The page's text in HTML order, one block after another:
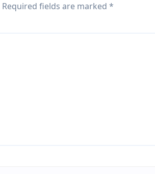
Required fields are marked *